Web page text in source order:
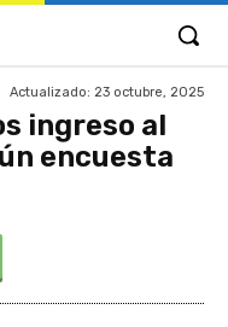
Actualizado: 23 octubre, 2025
ingreso al
encuesta